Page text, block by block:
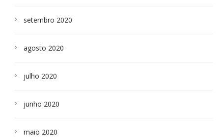
setembro 2020
agosto 2020
julho 2020
junho 2020
maio 2020